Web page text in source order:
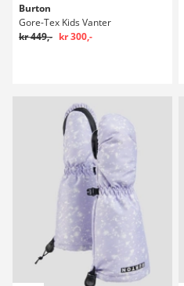
Burton
Gore-Tex Kids Vanter
kr 449,- kr 300,-